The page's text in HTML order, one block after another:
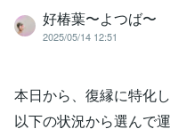
好椿葉〜よつば〜
2025/05/14 12:51
本日から、復縁に特化
以下の状況から選んで